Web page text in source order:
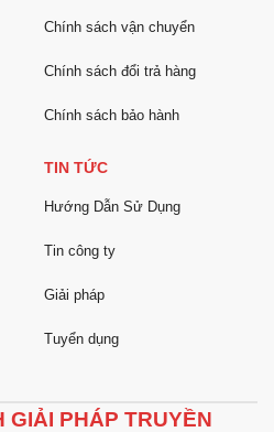
Chính sách vận chuyển
Chính sách đổi trả hàng
Chính sách bảo hành
TIN TỨC
Hướng Dẫn Sử Dụng
Tin công ty
Giải pháp
Tuyển dụng
GIẢI PHÁP TRUYỀN